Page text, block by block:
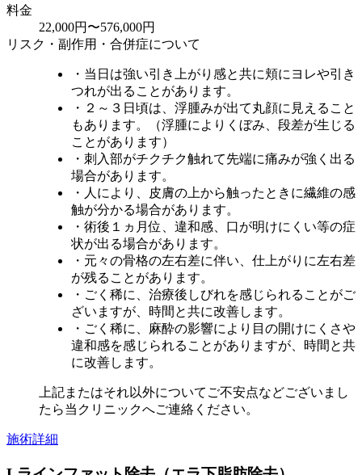
料金
22,000円〜576,000円
リスク・副作用・合併症について
・当日は強い引き上がり感と共に頬にヨレや引き
つれが出ることがあります。
・２～３日頃は、浮腫みが出て丸顔に見えること
もあります。（浮腫によりくぼみ、段差が生じる
ことがあります）
・刺入部がチクチク触れて先端に痛みが強く出る
場合があります。
・人により、皮膚の上から触ったときに繊維の感
触が分かる場合があります。
・術後１ヵ月位、違和感、口が明けにくい等の症
状が出る場合があります。
・元々の骨格の左右差に伴い、仕上がりに左右差
が残ることがあります。
・ごく稀に、治療後しびれを感じられることがご
ざいますが、時間と共に改善します。
・ごく稀に、麻酔の影響により目の開けにくさや
違和感を感じられることがありますが、時間と共
に改善します。
上記またはそれ以外についてご不安点などございまし
たら当クリニックへご連絡ください。
施術詳細